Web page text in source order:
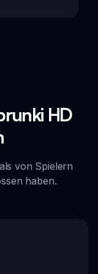
HD
von Spielern
haben.